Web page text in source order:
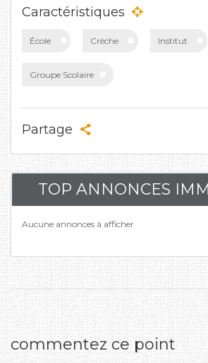
Caractéristiques
École Crèche Institut
Groupe Scolaire
Partage
TOP ANNONCES
Aucune annonces à afficher
commentez ce point